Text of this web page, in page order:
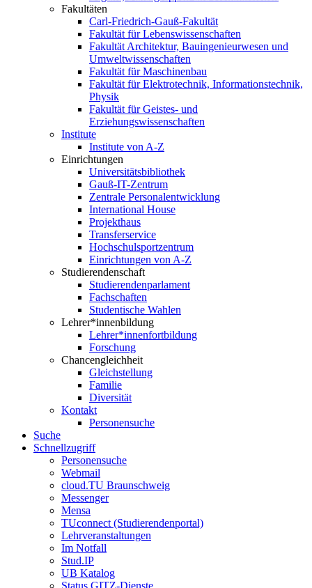
Fakultäten
Carl-Friedrich-Gauß-Fakultät
Fakultät für Lebenswissenschaften
Fakultät Architektur, Bauingenieurwesen und
Umweltwissenschaften
Fakultät für Maschinenbau
Fakultät für Elektrotechnik, Informationstechnik,
Physik
Fakultät für Geistes- und
Erziehungswissenschaften
Institute
Institute von A-Z
Einrichtungen
Universitätsbibliothek
Gauß-IT-Zentrum
Zentrale Personalentwicklung
International House
Projekthaus
Transferservice
Hochschulsportzentrum
Einrichtungen von A-Z
Studierendenschaft
Studierendenparlament
Fachschaften
Studentische Wahlen
Lehrer*innenbildung
Lehrer*innenfortbildung
Forschung
Chancengleichheit
Gleichstellung
Familie
Diversität
Kontakt
Personensuche
Suche
Schnellzugriff
Personensuche
Webmail
cloud.TU Braunschweig
Messenger
Mensa
TUconnect (Studierendenportal)
Lehrveranstaltungen
Im Notfall
Stud.IP
UB Katalog
Status GITZ-Dienste